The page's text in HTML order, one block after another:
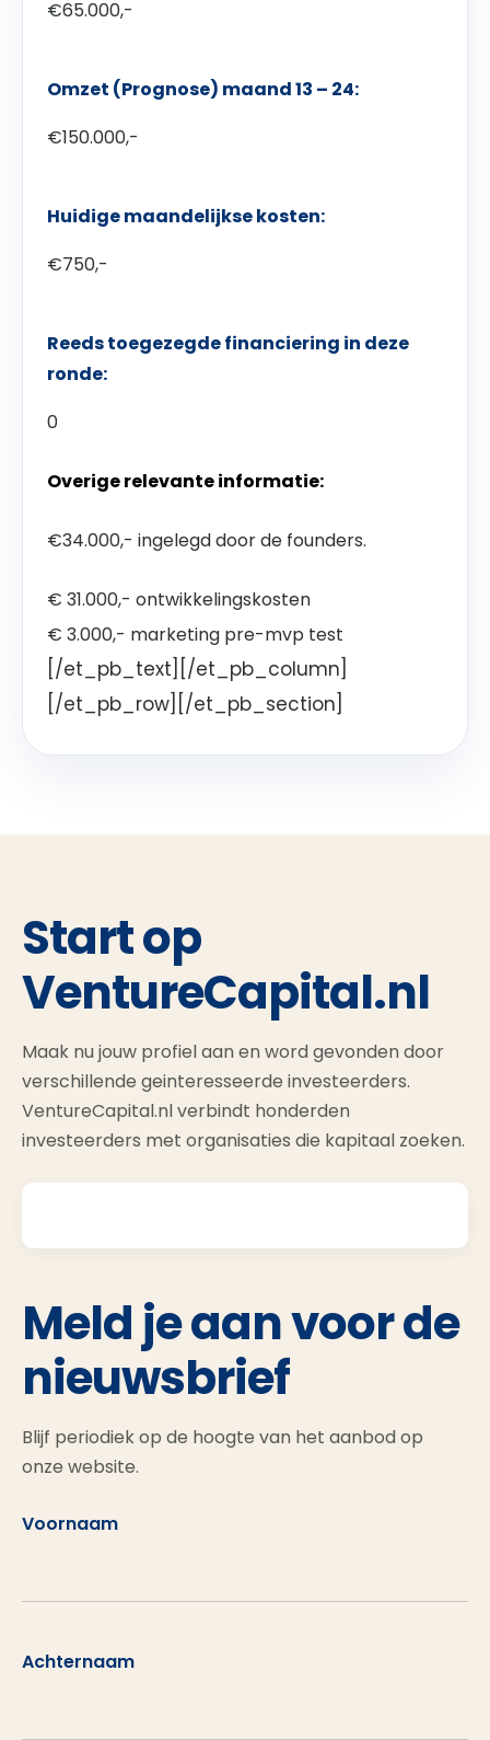
€65.000,-
Omzet (Prognose) maand 13 – 24:
€150.000,-
Huidige maandelijkse kosten:
€750,-
Reeds toegezegde financiering in deze
ronde:
0
Overige relevante informatie:
€34.000,- ingelegd door de founders.
€ 31.000,- ontwikkelingskosten
€ 3.000,- marketing pre-mvp test
[/et_pb_text][/et_pb_column]
[/et_pb_row][/et_pb_section]
Start op
VentureCapital.nl
Maak nu jouw profiel aan en word gevonden door
verschillende geinteresseerde investeerders.
VentureCapital.nl verbindt honderden
investeerders met organisaties die kapitaal zoeken.
Meld je aan voor de
nieuwsbrief
Blijf periodiek op de hoogte van het aanbod op
onze website.
Voornaam
Achternaam